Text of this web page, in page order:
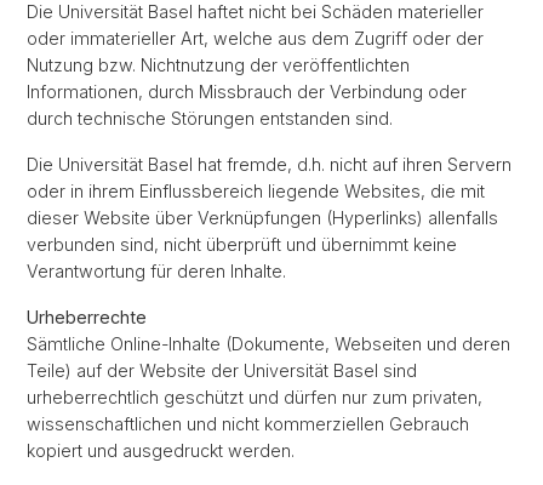
Die Universität Basel haftet nicht bei Schäden materieller
oder immaterieller Art, welche aus dem Zugriff oder der
Nutzung bzw. Nichtnutzung der veröffentlichten
Informationen, durch Missbrauch der Verbindung oder
durch technische Störungen entstanden sind.
Die Universität Basel hat fremde, d.h. nicht auf ihren Servern
oder in ihrem Einflussbereich liegende Websites, die mit
dieser Website über Verknüpfungen (Hyperlinks) allenfalls
verbunden sind, nicht überprüft und übernimmt keine
Verantwortung für deren Inhalte.
Urheberrechte
Sämtliche Online-Inhalte (Dokumente, Webseiten und deren
Teile) auf der Website der Universität Basel sind
urheberrechtlich geschützt und dürfen nur zum privaten,
wissenschaftlichen und nicht kommerziellen Gebrauch
kopiert und ausgedruckt werden.